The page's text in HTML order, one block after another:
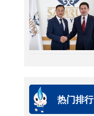
热门排行